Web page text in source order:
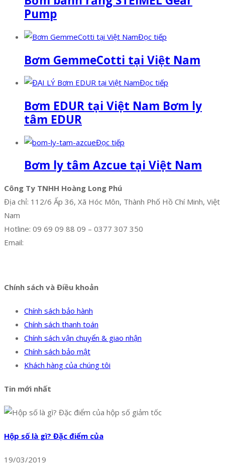
Pump
Đọc tiếp
Bơm GemmeCotti tại Việt Nam
Đọc tiếp
Bơm EDUR tại Việt Nam Bơm ly
tâm EDUR
Đọc tiếp
Bơm ly tâm Azcue tại Việt Nam
Công Ty TNHH Hoàng Long Phú
Địa chỉ: 112/6 Ấp 36, Xã Hóc Môn, Thành Phố Hồ Chí Minh, Việt
Nam
Hotline: 09 69 09 88 09 – 0377 307 350
Email:
Chính sách và Điều khoản
Chính sách bảo hành
Chính sách thanh toán
Chính sách vận chuyển & giao nhận
Chính sách bảo mật
Khách hàng của chúng tôi
Tin mới nhất
Hộp số là gì? Đặc điểm của
19/03/2019